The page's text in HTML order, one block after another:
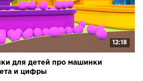
12:18
для детей про машинки
и цифры